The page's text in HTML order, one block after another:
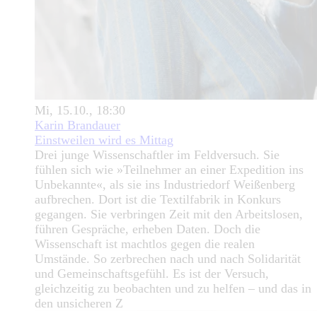
Mi, 15.10., 18:30
Karin Brandauer
Einstweilen wird es Mittag
Drei junge Wissenschaftler im Feldversuch. Sie
fühlen sich wie »Teilnehmer an einer Expedition ins
Unbekannte«, als sie ins Industriedorf Weißenberg
aufbrechen. Dort ist die Textilfabrik in Konkurs
gegangen. Sie verbringen Zeit mit den Arbeitslosen,
führen Gespräche, erheben Daten. Doch die
Wissenschaft ist machtlos gegen die realen
Umstände. So zerbrechen nach und nach Solidarität
und Gemeinschaftsgefühl. Es ist der Versuch,
gleichzeitig zu beobachten und zu helfen – und das in
den unsicheren Z